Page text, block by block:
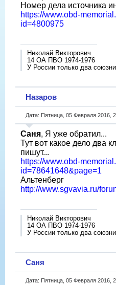
Номер дела источника
https://www.obd-
id=4800975
Николай Викторович
14 ОА ПВО 1974-1976
У России только два
Назаров
Дата: Пятница, 05 Февраля 2016,
Саня, Я уже обратил...
Тут вот какое дело два
пишут...
https://www.obd-
id=78641648&page=1
Альтенберг
http://www.sgvavia.ru/
Николай Викторович
14 ОА ПВО 1974-1976
У России только два
Саня
Дата: Пятница, 05 Февраля 2016,